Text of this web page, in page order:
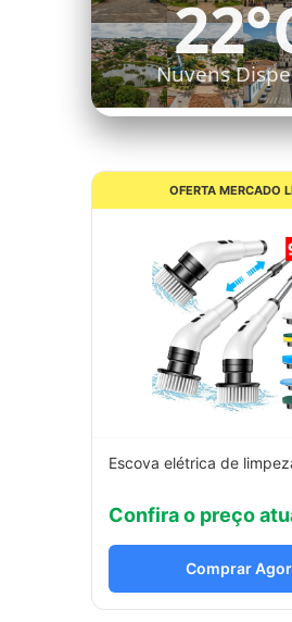
Algumas
OFERTA MERCADO
Escova elétrica de
Confira o preço
Comprar